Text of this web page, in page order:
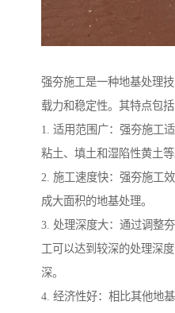
强夯施工是一种地基处理
载力和稳定性。其特点包括
1. 适用范围广：强夯施工
粘土、填土和湿陷性黄土等
2. 施工速度快：强夯施工
成大面积的地基处理。
3. 处理深度大：通过调整
工可以达到较深的处理深
深。
4. 经济性好：相比其他地